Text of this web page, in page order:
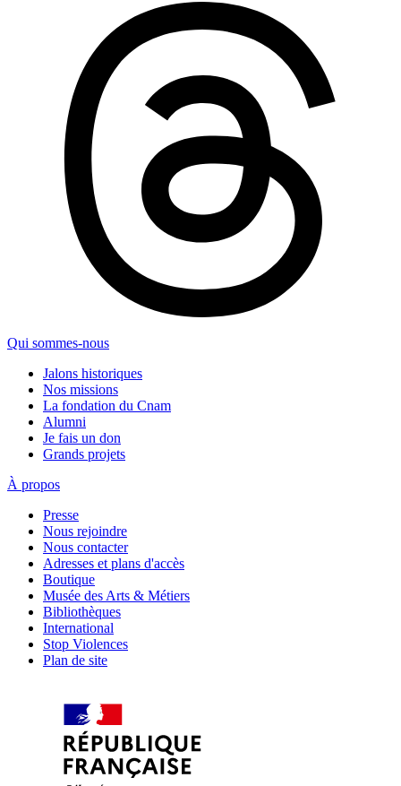
Qui sommes-nous
Jalons historiques
Nos missions
La fondation du Cnam
Alumni
Je fais un don
Grands projets
À propos
Presse
Nous rejoindre
Nous contacter
Adresses et plans d'accès
Boutique
Musée des Arts & Métiers
Bibliothèques
International
Stop Violences
Plan de site